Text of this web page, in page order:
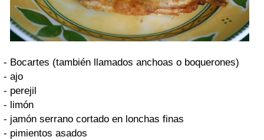
- Bocartes (también llamados anchoas o boquerones)
- ajo
- perejil
- limón
- jamón serrano cortado en lonchas finas
- pimientos asados